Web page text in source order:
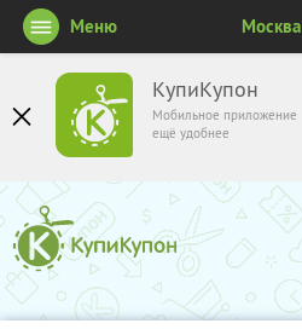
КупиКупон
Мобильное приложение
ещё удобнее
Меню Москва